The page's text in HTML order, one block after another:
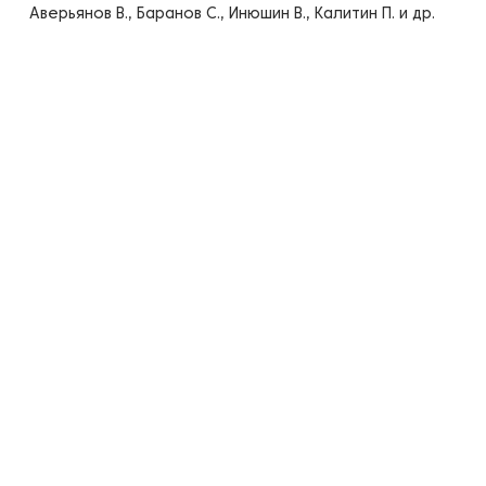
Аверьянов В., Баранов С., Инюшин В., Калитин П. и др.